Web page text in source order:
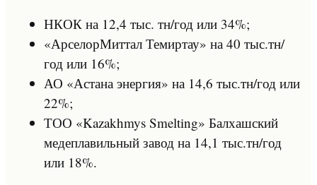
НКОК на 12,4 тыс. тн/год или 34%;
«АрселорМиттал Темиртау» на 40 тыс.тн/
год или 16%;
АО «Астана энергия» на 14,6 тыс.тн/год или
22%;
ТОО «Kazakhmys Smelting» Балхашский
медеплавильный завод на 14,1 тыс.тн/год
или 18%.